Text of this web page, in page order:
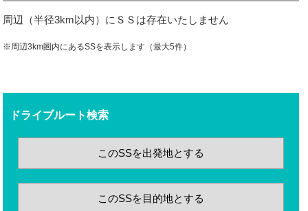
周辺（半径3km以内）にＳＳは存在いたしません
※周辺3km圏内にあるSSを表示します（最大5件）
ドライブルート検索
このSSを出発地とする
このSSを目的地とする